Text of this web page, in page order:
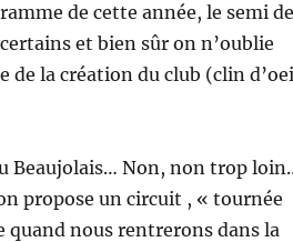
de cette année, le semi de
et bien sûr on n’oublie
de la création du club (clin
Beaujolais… Non, non trop
propose un circuit , « tournée
quand nous rentrerons dans la